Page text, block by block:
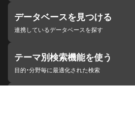
データベースを見つける
連携しているデータベースを探す
テーマ別検索機能を使う
目的・分野毎に最適化された検索